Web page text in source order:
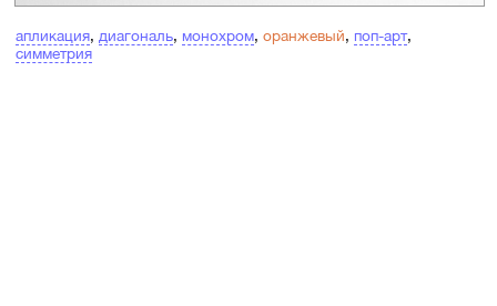
апликация, диагональ, монохром, оранжевый, поп-арт,
симметрия